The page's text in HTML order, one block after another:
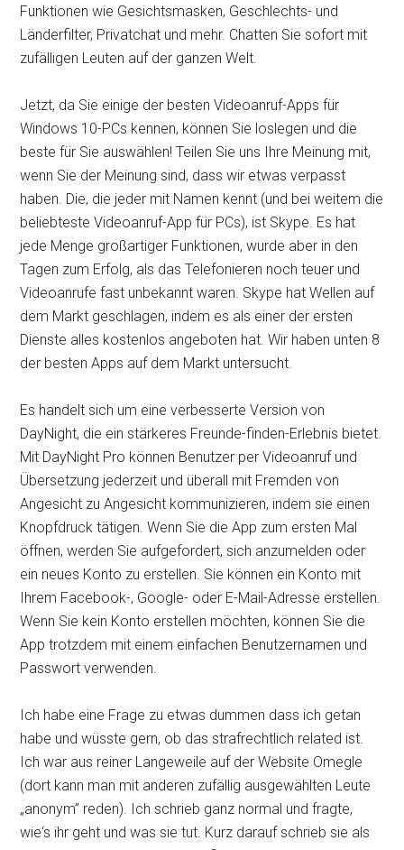
Funktionen wie Gesichtsmasken, Geschlechts- und
Länderfilter, Privatchat und mehr. Chatten Sie sofort mit
zufälligen Leuten auf der ganzen Welt.
Jetzt, da Sie einige der besten Videoanruf-Apps für
Windows 10-PCs kennen, können Sie loslegen und die
beste für Sie auswählen! Teilen Sie uns Ihre Meinung mit,
wenn Sie der Meinung sind, dass wir etwas verpasst
haben. Die, die jeder mit Namen kennt (und bei weitem die
beliebteste Videoanruf-App für PCs), ist Skype. Es hat
jede Menge großartiger Funktionen, wurde aber in den
Tagen zum Erfolg, als das Telefonieren noch teuer und
Videoanrufe fast unbekannt waren. Skype hat Wellen auf
dem Markt geschlagen, indem es als einer der ersten
Dienste alles kostenlos angeboten hat. Wir haben unten 8
der besten Apps auf dem Markt untersucht.
Es handelt sich um eine verbesserte Version von
DayNight, die ein stärkeres Freunde-finden-Erlebnis bietet.
Mit DayNight Pro können Benutzer per Videoanruf und
Übersetzung jederzeit und überall mit Fremden von
Angesicht zu Angesicht kommunizieren, indem sie einen
Knopfdruck tätigen. Wenn Sie die App zum ersten Mal
öffnen, werden Sie aufgefordert, sich anzumelden oder
ein neues Konto zu erstellen. Sie können ein Konto mit
Ihrem Facebook-, Google- oder E-Mail-Adresse erstellen.
Wenn Sie kein Konto erstellen möchten, können Sie die
App trotzdem mit einem einfachen Benutzernamen und
Passwort verwenden.
Ich habe eine Frage zu etwas dummen dass ich getan
habe und wüsste gern, ob das strafrechtlich related ist.
Ich war aus reiner Langeweile auf der Website Omegle
(dort kann man mit anderen zufällig ausgewählten Leute
„anonym” reden). Ich schrieb ganz normal und fragte,
wie‘s ihr geht und was sie tut. Kurz darauf schrieb sie als